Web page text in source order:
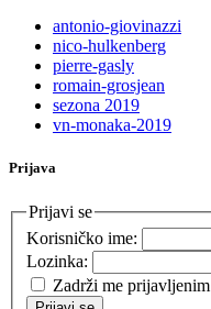
antonio-giovinazzi
nico-hulkenberg
pierre-gasly
romain-grosjean
sezona 2019
vn-monaka-2019
Prijava
Prijavi se
Korisničko ime:
Lozinka:
Zadrži me prijavljenim